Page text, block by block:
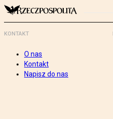
KONTAKT
O nas
Kontakt
Napisz do nas